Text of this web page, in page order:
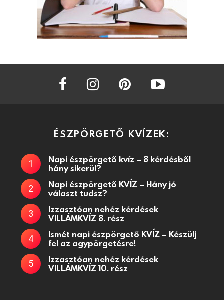
facebook instagram
ÉSZPÖRGETŐ KVÍZEK:
Napi észpörgető kvíz – 8 kérdésből
hány sikerül?
Napi észpörgető KVÍZ – Hány jó
választ tudsz?
Izzasztóan nehéz kérdések
VILLÁMKVÍZ 8. rész
Ismét napi észpörgető KVÍZ – Készülj
fel az agypörgetésre!
Izzasztóan nehéz kérdések
VILLÁMKVÍZ 10. rész